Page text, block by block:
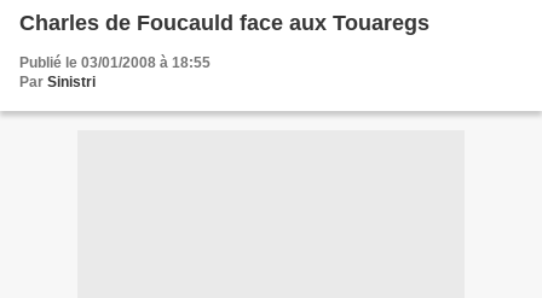
Charles de Foucauld face aux Touaregs
Publié le 03/01/2008 à 18:55
Par Sinistri